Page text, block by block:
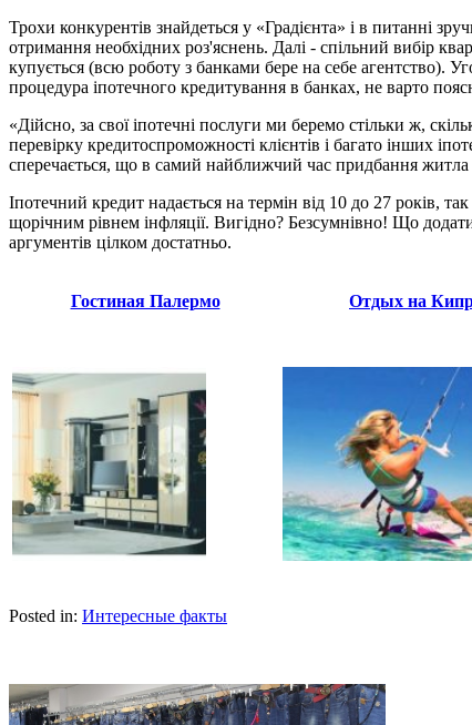
Трохи конкурентів знайдеться у «Градієнта» і в питанні
отримання необхідних роз'яснень. Далі - спільний вибір
купується (всю роботу з банками бере на себе агентство).
процедура іпотечного кредитування в банках, не варто
«Дійсно, за свої іпотечні послуги ми беремо стільки ж,
перевірку кредитоспроможності клієнтів і багато інших
сперечається, що в самий найближчий час придбання житла
Іпотечний кредит надається на термін від 10 до 27 років,
щорічним рівнем інфляції. Вигідно? Безсумнівно! Що
аргументів цілком достатньо.
Гостиная Палермо Отдых на
Posted in: Интересные факты